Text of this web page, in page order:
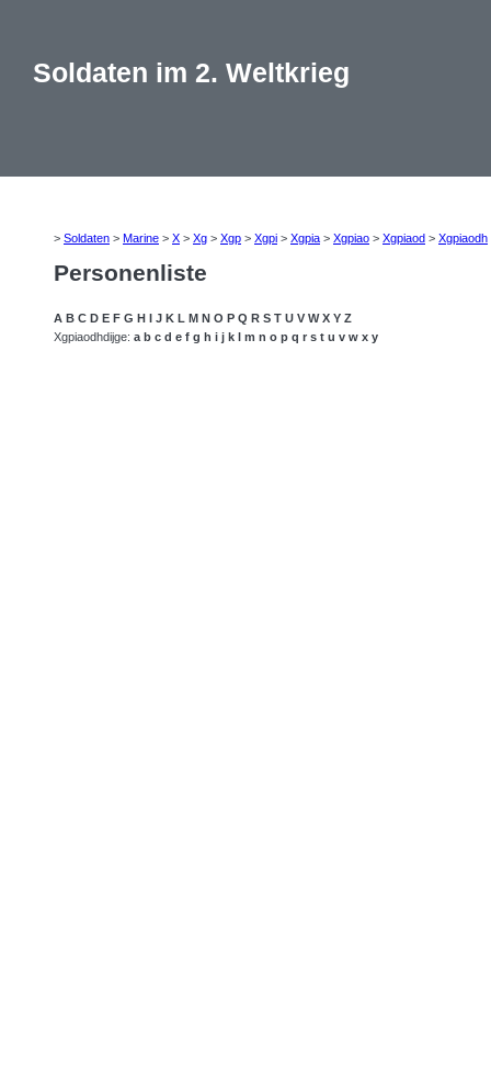
Soldaten im 2. Weltkrieg
> Soldaten > Marine > X > Xg > Xgp > Xgpi > Xgpia > Xgpiao > Xgpiaod > Xgpiaodh
Personenliste
A B C D E F G H I J K L M N O P Q R S T U V W X Y Z
Xgpiaodhdijge: a b c d e f g h i j k l m n o p q r s t u v w x y